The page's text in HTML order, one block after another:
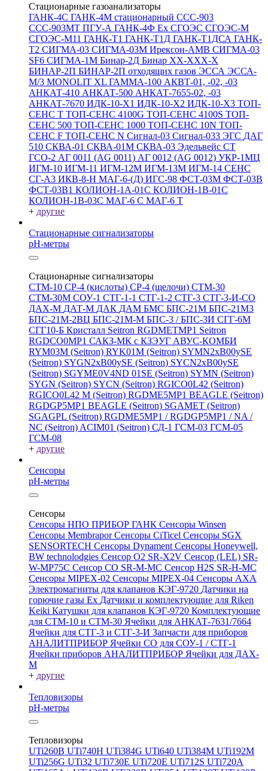
Стационарные газоанализаторы
ГАНК-4С ГАНК-4М стационарный ССС-903
ССС-903МТ ПГУ-А ГАНК-4Ф Ex СГОЭС СГОЭС-М
СГОЭС-М11 ГАНК-Т1 ГАНК-Т1Д ГАНК-Т1ДСА ГАНК-
Т2 СИГМА-03 СИГМА-03М Ирексон-АМВ СИГМА-03
SF6 СИГМА-1М Бинар-2Д Бинар ХХ-ХХХ-Х
БИНАР-2П БИНАР-2П отходящих газов ЭССА ЭССА-
М/3 MONOLIT XL ГАММА-100 АКВТ-01, -02, -03
АНКАТ-410 АНКАТ-500 АНКАТ-7655-02, -03
АНКАТ-7670 ИДК-10-Х1 ИДК-10-Х2 ИДК-10-Х3 ТОП-
СЕНС Т ТОП-СЕНС 4100G ТОП-СЕНС 4100S ТОП-
СЕНС 500 ТОП-СЕНС 1000 ТОП-СЕНС 10N ТОП-
СЕНС F ТОП-СЕНС N Сигнал-03 Сигнал-033 ЭГС ДАГ
510 СКВА-01 СКВА-01М СКВА-03 Эдельвейс СТ
ГСО-2 АГ 0011 (AG 0011) АГ 0012 (AG 0012) УКР-1МЦ
ИГМ-10 ИГМ-11 ИГМ-12М ИГМ-13М ИГМ-14 СЕНС
СГ-А3 ИКВ-8-Н МАГ-6-(Д) ИГС-98 ФСТ-03М ФСТ-03В
ФСТ-03В1 КОЛИОН-1А-01С КОЛИОН-1В-01С
КОЛИОН-1В-03С МАГ-6 С МАГ-6 Т
+ другие
Стационарные сигнализаторы
pH-метры
Стационарные сигнализаторы
СТМ-10 СР-4 (кислоты) СР-4 (щелочи) СТМ-30
СТМ-30М СОУ-1 СТГ-1-1 СТГ-1-2 СТГ-3 СТГ-3-И-CO
ДАХ-М ДАТ-М ДАК ДАМ БМС БПС-21М БПС-21М3
БПС-21М-2ВЦ БПС-21М-М БПС-3 / БПС-3И СГГ-6М
СГГ10-Б Кристалл Seitron RGDMETMP1 Seitron
RGDCO0MP1 САКЗ-МК с КЗЭУГ АВУС-КОМБИ
RYM03M (Seitron) RYK01M (Seitron) SYMN2хB00ySE
(Seitron) SYGN2xB00ySE (Seitron) SYCN2xB00ySE
(Seitron) SGYME0V4ND 01SE (Seitron) SYMN (Seitron)
SYGN (Seitron) SYCN (Seitron) RGICO0L42 (Seitron)
RGICO0L42 M (Seitron) RGDME5MP1 BEAGLE (Seitron)
RGDGP5MP1 BEAGLE (Seitron) SGAMET (Seitron)
SGAGPL (Seitron) RGDME5MP1 / RGDGP5MP1 / NA /
NC (Seitron) ACIM01 (Seitron) СД-1 ГСМ-03 ГСМ-05
ГСМ-08
+ другие
Сенсоры
pH-метры
Сенсоры
Сенсоры НПО ПРИБОР ГАНК Сенсоры Winsen
Сенсоры MembraporСенсоры CiTicel Сенсоры SGX
SENSORTECH Сенсоры Dynament Сенсоры Honeywell,
BW technolodgies Сенсор O2 SR-X2V Сенсор (LEL) SR-
W-MP75C Сенсор CO SR-M-MC Сенсор H2S SR-H-MC
Сенсоры MIPEX-02 Сенсоры MIPEX-04 Сенсоры АХА
Электромагниты для клапанов КЭГ-9720 Датчики на
горючие газы Ex Датчики и комплектующие для Riken
Keiki Катушки для клапанов КЭГ-9720 Комплектующие
для СТМ-10 и СТМ-30 Ячейки для АНКАТ-7631/7664
Ячейки для СТГ-3 и СТГ-3-И Запчасти для приборов
АНАЛИТПРИБОР Ячейки CO для СОУ-1 / СТГ-1
Ячейки приборов АНАЛИТПРИБОР Ячейки для ДАХ-
М
+ другие
Тепловизоры
pH-метры
Тепловизоры
UTi260В UTi740H UTi384G UTi640 UTi384M UTi192M
UTi256G UTi32 UTi730E UTi720E UTi712S UTi720A